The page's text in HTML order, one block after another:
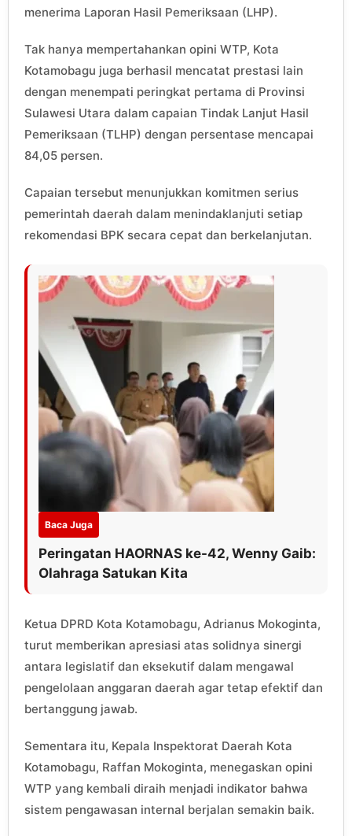
menerima Laporan Hasil Pemeriksaan (LHP).
Tak hanya mempertahankan opini WTP, Kota
Kotamobagu juga berhasil mencatat prestasi lain
dengan menempati peringkat pertama di Provinsi
Sulawesi Utara dalam capaian Tindak Lanjut Hasil
Pemeriksaan (TLHP) dengan persentase mencapai
84,05 persen.
Capaian tersebut menunjukkan komitmen serius
pemerintah daerah dalam menindaklanjuti setiap
rekomendasi BPK secara cepat dan berkelanjutan.
Baca Juga
Peringatan HAORNAS ke-42, Wenny Gaib:
Olahraga Satukan Kita
Ketua DPRD Kota Kotamobagu, Adrianus Mokoginta,
turut memberikan apresiasi atas solidnya sinergi
antara legislatif dan eksekutif dalam mengawal
pengelolaan anggaran daerah agar tetap efektif dan
bertanggung jawab.
Sementara itu, Kepala Inspektorat Daerah Kota
Kotamobagu, Raffan Mokoginta, menegaskan opini
WTP yang kembali diraih menjadi indikator bahwa
sistem pengawasan internal berjalan semakin baik.